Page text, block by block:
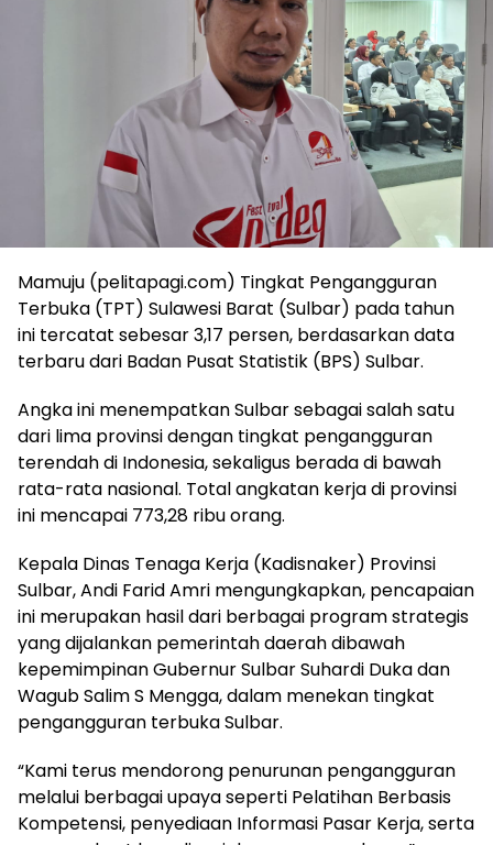
Mamuju (pelitapagi.com) Tingkat Pengangguran
Terbuka (TPT) Sulawesi Barat (Sulbar) pada tahun
ini tercatat sebesar 3,17 persen, berdasarkan data
terbaru dari Badan Pusat Statistik (BPS) Sulbar.
Angka ini menempatkan Sulbar sebagai salah satu
dari lima provinsi dengan tingkat pengangguran
terendah di Indonesia, sekaligus berada di bawah
rata-rata nasional. Total angkatan kerja di provinsi
ini mencapai 773,28 ribu orang.
Kepala Dinas Tenaga Kerja (Kadisnaker) Provinsi
Sulbar, Andi Farid Amri mengungkapkan, pencapaian
ini merupakan hasil dari berbagai program strategis
yang dijalankan pemerintah daerah dibawah
kepemimpinan Gubernur Sulbar Suhardi Duka dan
Wagub Salim S Mengga, dalam menekan tingkat
pengangguran terbuka Sulbar.
“Kami terus mendorong penurunan pengangguran
melalui berbagai upaya seperti Pelatihan Berbasis
Kompetensi, penyediaan Informasi Pasar Kerja, serta